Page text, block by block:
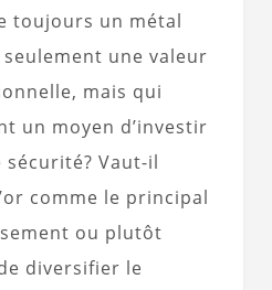
toujours un métal
une valeur
mais qui
un moyen d’investir
Vaut-il
comme le principal
ou plutôt
diversifier le